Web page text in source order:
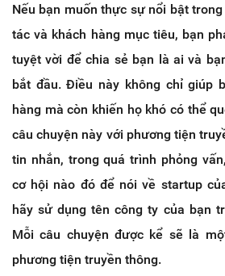
Nếu bạn muốn thực sự nổi bật
tác và khách hàng mục tiêu, bạn
tuyệt vời để chia sẻ bạn là ai và
bắt đầu. Điều này không chỉ giúp
hàng mà còn khiến họ khó có thể
câu chuyện này với phương tiện
tin nhắn, trong quá trình phỏng
cơ hội nào đó để nói về startup
hãy sử dụng tên công ty của bạn
Mỗi câu chuyện được kể sẽ là
phương tiện truyền thông.